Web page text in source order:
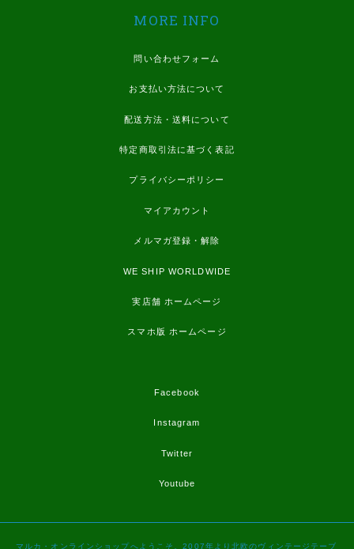
MORE INFO
問い合わせフォーム
お支払い方法について
配送方法・送料について
特定商取引法に基づく表記
プライバシーポリシー
マイアカウント
メルマガ登録・解除
WE SHIP WORLDWIDE
実店舗 ホームページ
スマホ版 ホームページ
Facebook
Instagram
Twitter
Youtube
マルカ・オンラインショップへようこそ。2007年より北欧のヴィンテージテーブ